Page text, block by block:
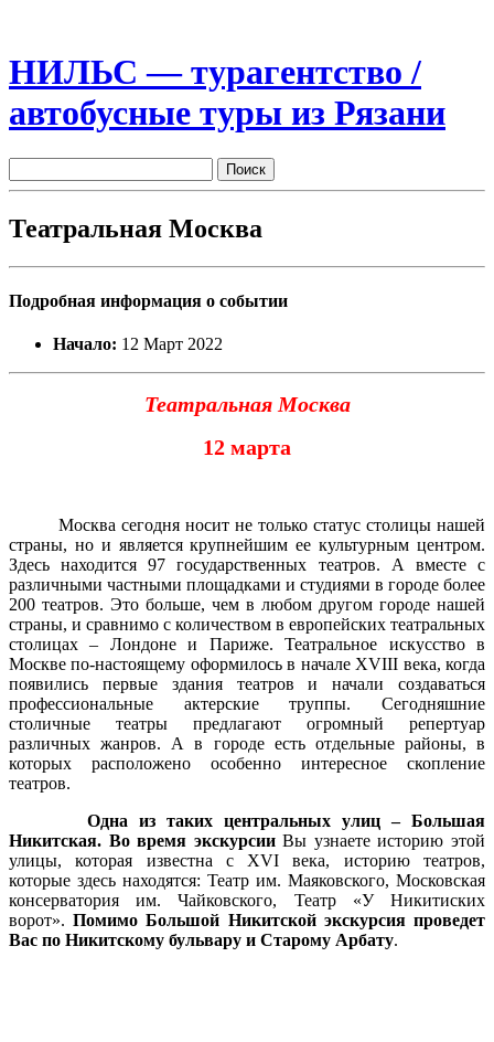
НИЛЬС — турагентство /
автобусные туры из Рязани
Театральная Москва
Подробная информация о событии
Начало: 12 Март 2022
Театральная Москва
12 марта
Москва сегодня носит не только статус столицы нашей
страны, но и является крупнейшим ее культурным центром.
Здесь находится 97 государственных театров. А вместе с
различными частными площадками и студиями в городе более
200 театров. Это больше, чем в любом другом городе нашей
страны, и сравнимо с количеством в европейских театральных
столицах – Лондоне и Париже. Театральное искусство в
Москве по-настоящему оформилось в начале XVIII века, когда
появились первые здания театров и начали создаваться
профессиональные актерские труппы. Сегодняшние
столичные театры предлагают огромный репертуар
различных жанров. А в городе есть отдельные районы, в
которых расположено особенно интересное скопление
театров.
Одна из таких центральных улиц – Большая
Никитская. Во время экскурсииВы узнаете историю этой
улицы, которая известна с XVI века, историю театров,
которые здесь находятся: Театр им. Маяковского, Московская
консерватория им. Чайковского, Театр «У Никитиских
ворот».Помимо Большой Никитской экскурсия проведет
Вас по Никитскому бульвару и Старому Арбату.